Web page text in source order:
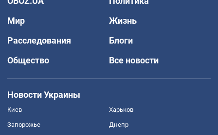
Мир
Жизнь
Расследования
Блоги
Общество
Все новости
Новости Украины
Киев Харьков
Запорожье Днепр